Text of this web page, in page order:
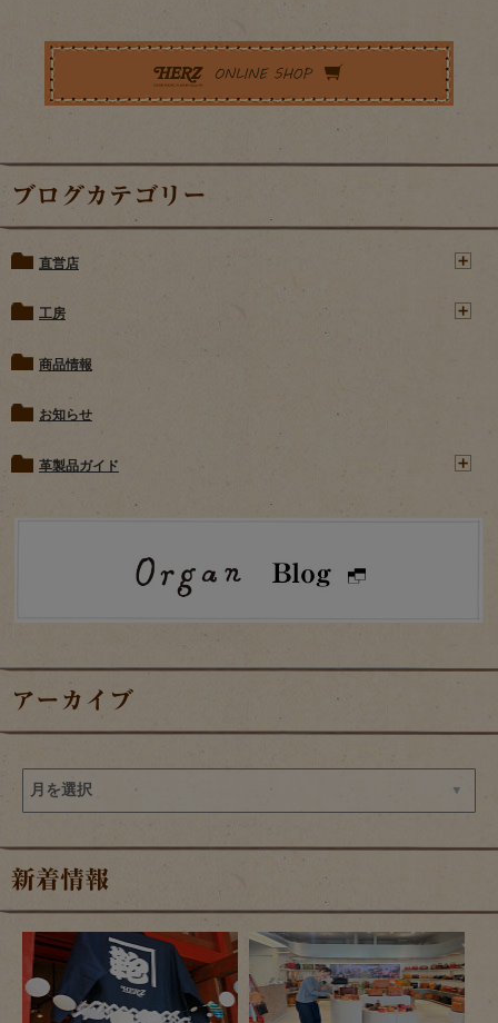
ブログカテゴリー
直営店
工房
商品情報
お知らせ
革製品ガイド
アーカイブ
新着情報